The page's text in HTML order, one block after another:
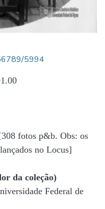
5994
fotos p&b. Obs: os
no Locus]
da coleção)
Federal de